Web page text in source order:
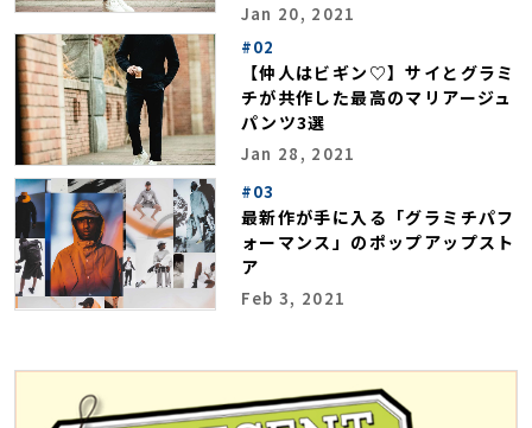
Jan 20, 2021
#02
【仲人はビギン♡】サイとグラミ
チが共作した最高のマリアージュ
パンツ3選
Jan 28, 2021
#03
最新作が手に入る「グラミチパフ
ォーマンス」のポップアップスト
ア
Feb 3, 2021